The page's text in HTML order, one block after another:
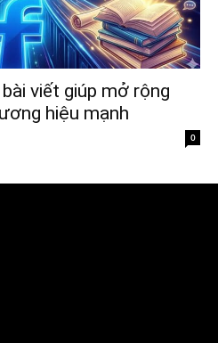
viết giúp mở rộng
hiệu mạnh
0